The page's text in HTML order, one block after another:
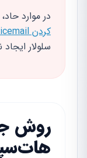
در موارد
کردن voicemail
سلولار
روش